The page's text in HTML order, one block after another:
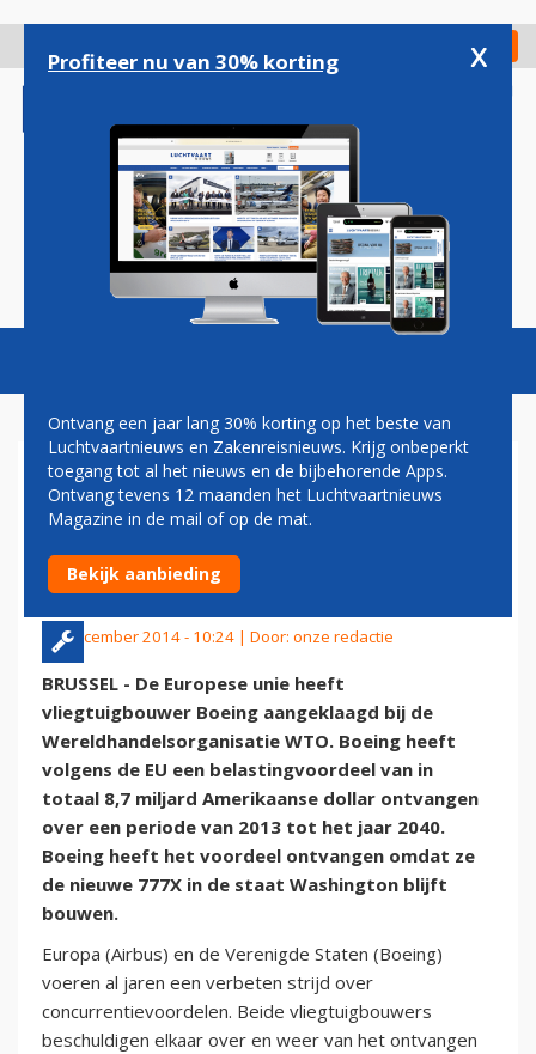
gaan
Check in
Magazine Podcasts Vacatures
EUROPESE UNIE NAAR WTO
VANWEGE ILLEGALE SUBSIDIE
BOEING
20 december 2014 - 10:24 | Door: onze redactie
BRUSSEL - De Europese unie heeft
vliegtuigbouwer Boeing aangeklaagd bij de
Wereldhandelsorganisatie WTO. Boeing heeft
volgens de EU een belastingvoordeel van in
totaal 8,7 miljard Amerikaanse dollar ontvangen
over een periode van 2013 tot het jaar 2040.
Boeing heeft het voordeel ontvangen omdat ze
de nieuwe 777X in de staat Washington blijft
bouwen.
Europa (Airbus) en de Verenigde Staten (Boeing)
voeren al jaren een verbeten strijd over
concurrentievoordelen. Beide vliegtuigbouwers
beschuldigen elkaar over en weer van het ontvangen
Profiteer nu van 30% korting x
Ontvang een jaar lang 30% korting op het beste van
Luchtvaartnieuws en Zakenreisnieuws. Krijg onbeperkt
toegang tot al het nieuws en de bijbehorende Apps.
Ontvang tevens 12 maanden het Luchtvaartnieuws
Magazine in de mail of op de mat.
Bekijk aanbieding